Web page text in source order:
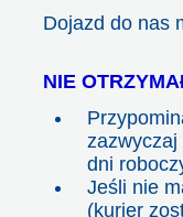
Dojazd do nas
NIE
zazwyczaj
dni
Jeśli nie
(kurier